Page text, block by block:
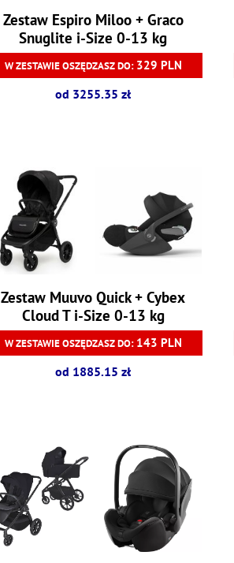
Zestaw Espiro Miloo + Graco
Snuglite i-Size 0-13 kg
W ZESTAWIE OSZĘDZASZ DO: 329 PLN
od 3255.35 zł
Zestaw Muuvo Quick + Cybex
Cloud T i-Size 0-13 kg
W ZESTAWIE OSZĘDZASZ DO: 143 PLN
od 1885.15 zł